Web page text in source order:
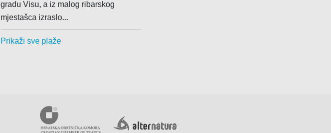
gradu Visu, a iz malog ribarskog
mjestašca izraslo...
Prikaži sve plaže